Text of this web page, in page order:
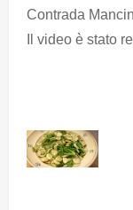
Contrada
Il video è stato